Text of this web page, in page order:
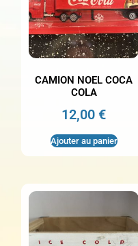
CAMION NOEL COCA
COLA
12,00€
Ajouter au panier